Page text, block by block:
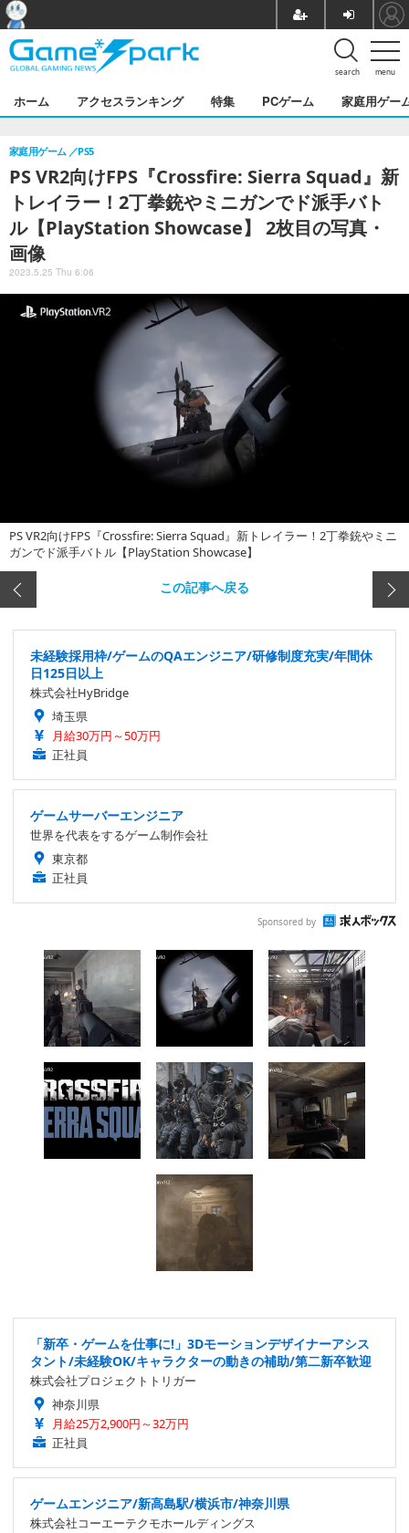
menu
search
ホーム アクセスランキング 特集 PCゲーム 家庭用ゲー
PS VR2向けFPS『Crossfire: Sierra Squad』新
トレイラー！2丁拳銃やミニガンでド派手バト
ル【PlayStation Showcase】 2枚目の写真・
画像
家庭用ゲーム PS5
2023.5.25 Thu 6:06
PS VR2向けFPS『Crossfire: Sierra Squad』新トレイラー！2丁拳銃やミニ
ガンでド派手バトル【PlayStation Showcase】
この記事へ戻る
未経験採用枠/ゲームのQAエンジニア/研修制度充実/年間休
日125日以上
株式会社HyBridge
埼玉県
月給30万円～50万円
正社員
ゲームサーバーエンジニア
世界を代表をするゲーム制作会社
東京都
正社員
Sponsored by
「新卒・ゲームを仕事に!」3Dモーションデザイナーアシス
タント/未経験OK/キャラクターの動きの補助/第二新卒歓迎
株式会社プロジェクトトリガー
神奈川県
月給25万2,900円～32万円
正社員
ゲームエンジニア/新高島駅/横浜市/神奈川県
株式会社コーエーテクモホールディングス